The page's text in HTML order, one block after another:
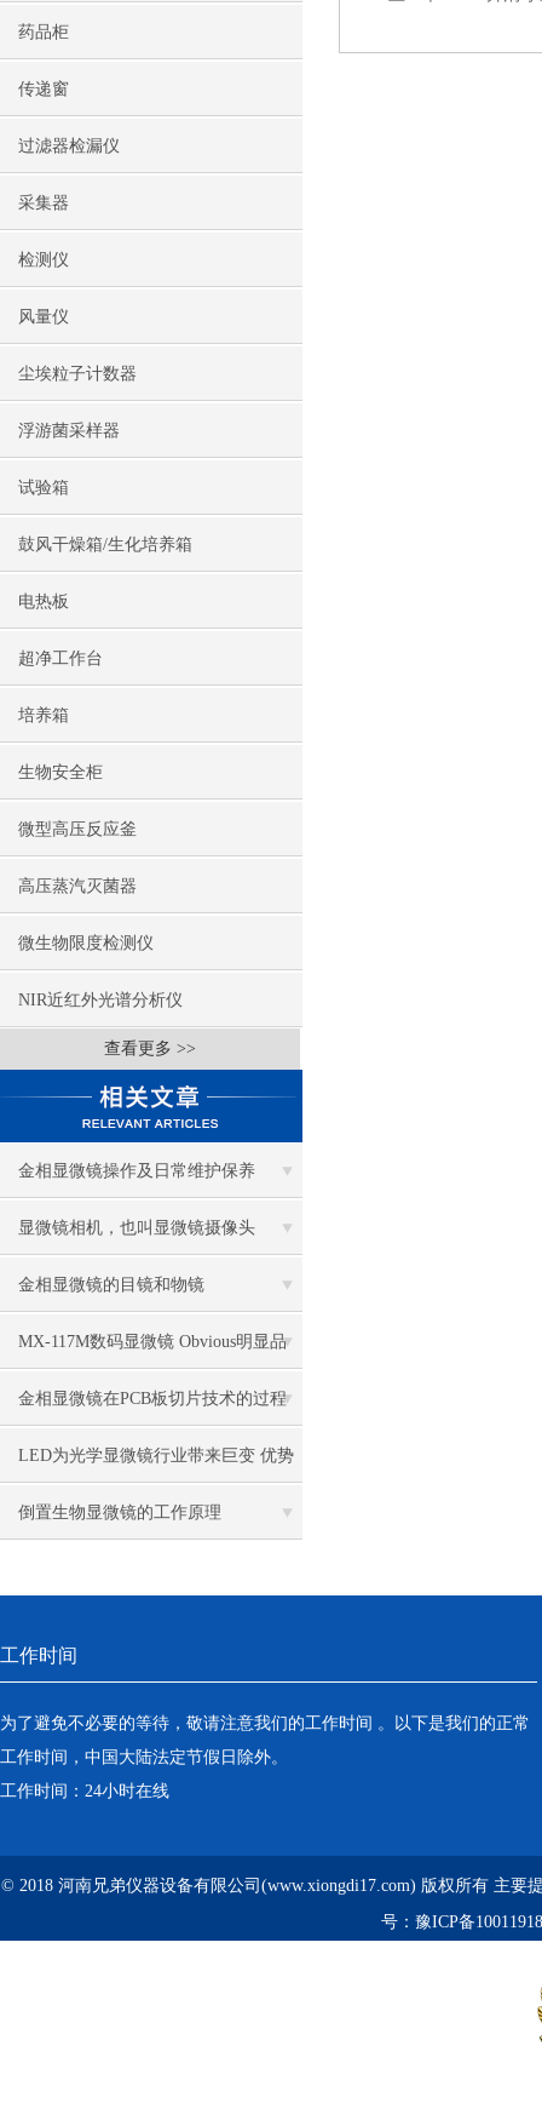
药品柜
传递窗
过滤器检漏仪
采集器
检测仪
风量仪
尘埃粒子计数器
浮游菌采样器
试验箱
鼓风干燥箱/生化培养箱
电热板
超净工作台
培养箱
生物安全柜
微型高压反应釜
高压蒸汽灭菌器
微生物限度检测仪
NIR近红外光谱分析仪
查看更多 >>
金相显微镜操作及日常维护保养
显微镜相机，也叫显微镜摄像头
金相显微镜的目镜和物镜
MX-117M数码显微镜 Obvious明显品
牌值得推荐
金相显微镜在PCB板切片技术的过程
控制中的作用
LED为光学显微镜行业带来巨变 优势
比传统卤素更明显
倒置生物显微镜的工作原理
工作时间
为了避免不必要的等待，敬请注意我们的工作时间 。以下是我们的正常
工作时间，中国大陆法定节假日除外。
工作时间：24小时在线
© 2018 河南兄弟仪器设备有限公司(www.xiongdi17.com) 版权所有 主要
号： 豫ICP备